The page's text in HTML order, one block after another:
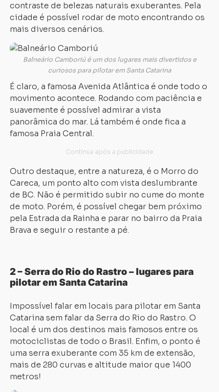
contraste de belezas naturais exuberantes. Pela
cidade é possível rodar de moto encontrando os
mais diversos cenários.
Balneário Camboriú é um dos lugares mais divertidos e
curiosos para pilotar em Santa Catarina
É claro, a famosa Avenida Atlântica é onde todo o
movimento acontece. Rodando com paciência e
suavemente é possível admirar a vista
panorâmica do mar. Lá também é onde fica a
famosa Praia Central.
Outro destaque, entre a natureza, é o Morro do
Careca, um ponto alto com vista deslumbrante
de BC. Não é permitido subir no cume do monte
de moto. Porém, é possível chegar bem próximo
pela Estrada da Rainha e parar no bairro da Praia
Brava e seguir o restante a pé.
2 – Serra do Rio do Rastro– lugares para
pilotar em Santa Catarina
Impossível falar em locais para pilotar em Santa
Catarina sem falar da Serra do Rio do Rastro. O
local é um dos destinos mais famosos entre os
motociclistas de todo o Brasil. Enfim, o ponto é
uma serra exuberante com 35 km de extensão,
mais de 280 curvas e altitude maior que 1400
metros!